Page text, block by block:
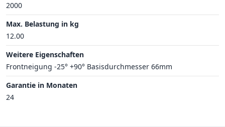
2000
Max. Belastung in kg
12.00
Weitere Eigenschaften
Frontneigung -25° +90° Basisdurchmesser 66mm
Garantie in Monaten
24